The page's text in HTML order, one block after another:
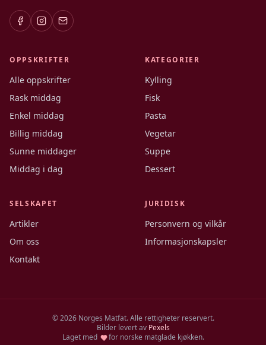
OPPSKRIFTER
Alle oppskrifter
Rask middag
Enkel middag
Billig middag
Sunne middager
Middag i dag
KATEGORIER
Kylling
Fisk
Pasta
Vegetar
Suppe
Dessert
SELSKAPET
Artikler
Om oss
Kontakt
JURIDISK
Personvern og vilkår
Informasjonskapsler
©2026Norges Matfat. Alle rettigheter reservert.
Bilder levert av Pexels
Laget med
for norske matglade kjøkken.